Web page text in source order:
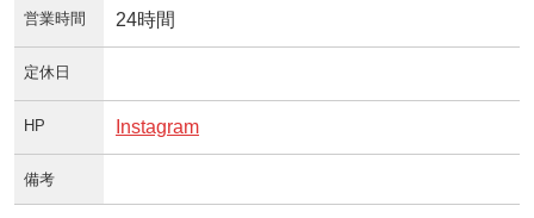
営業時間 24時間
定休日
HP Instagram
備考